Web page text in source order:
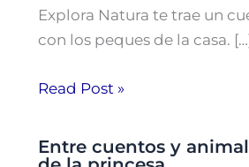
Explora Natura te trae un
con los peques de la casa.
Read Post »
Entre cuentos y